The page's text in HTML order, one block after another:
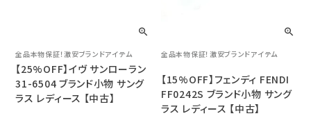
全品本物保証！激安ブランドアイテム
【25%OFF】イヴ サンローラン
31-6504 ブランド小物 サング
ラス レディース 【中古】
全品本物保証！激安ブランドアイテム
【15%OFF】フェンディ FENDI
FF0242S ブランド小物 サング
ラス レディース 【中古】